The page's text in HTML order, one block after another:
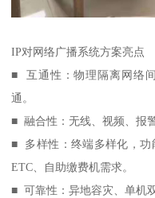
IP对网络广播系统方案亮点
■ 互通性：物理隔离网络
通。
■ 融合性：无线、视频、报
■ 多样性：终端多样化，功
ETC、自助缴费机需求。
■ 可靠性：异地容灾、单机